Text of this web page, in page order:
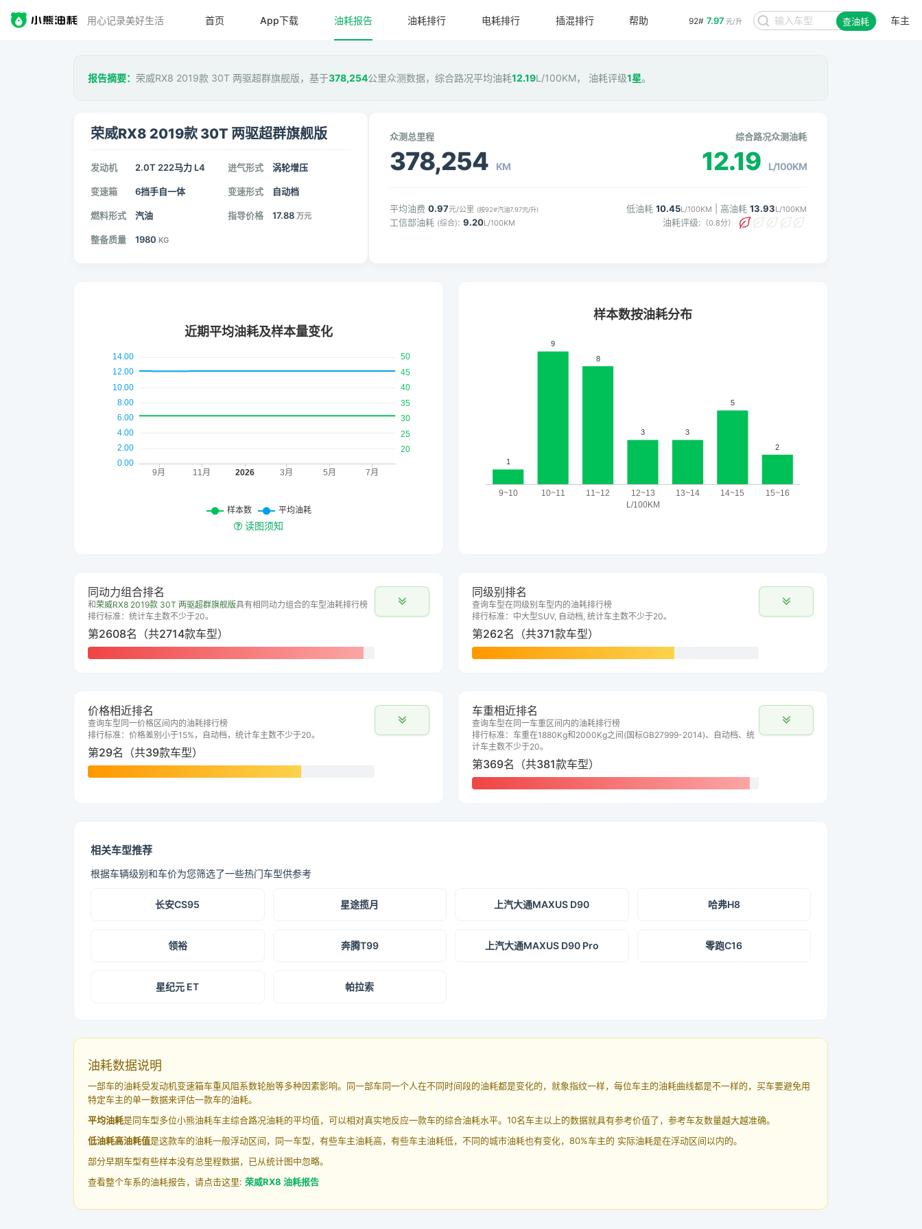
用心记录美好生活 92# 7.97 元/升 查油耗 车主
首页 App下载 油耗报告 油耗排行 电耗排行 插混排行 帮助
报告摘要： 荣威RX8 2019款 30T 两驱超群旗舰版，基于378,254公里众测数据，综合路况平均油耗12.19L/100KM， 油耗评级1星。
荣威RX8 2019款 30T 两驱超群旗舰版
发动机 2.0T 222马力 L4 进气形式 涡轮增压
变速箱 6挡手自一体 变速形式 自动档
燃料形式 汽油 指导价格 17.88 万元
整备质量 1980 KG
众测总里程
378,254 KM
综合路况众测油耗
12.19 L/100KM
平均油费 0.97元/公里 (按92#汽油7.97元/升)
工信部油耗 (综合): 9.20L/100KM
低油耗 10.45L/100KM | 高油耗 13.93L/100KM
油耗评级: （0.8分）
读图须知
同动力组合排名
和荣威RX8 2019款 30T 两驱超群旗舰版具有相同动力组合的车型油耗排行榜
排行标准：统计车主数不少于20。
第2608名（共2714款车型）
同级别排名
查询车型在同级别车型内的油耗排行榜
排行标准：中大型SUV, 自动档, 统计车主数不少于20。
第262名（共371款车型）
价格相近排名
查询车型同一价格区间内的油耗排行榜
排行标准：价格差别小于15%，自动档，统计车主数不少于20。
第29名（共39款车型）
车重相近排名
查询车型在同一车重区间内的油耗排行榜
排行标准：车重在1880Kg和2000Kg之间(国标GB27999-2014)、自动档、统
计车主数不少于20。
第369名（共381款车型）
相关车型推荐
根据车辆级别和车价为您筛选了一些热门车型供参考
长安CS95 星途揽月 上汽大通MAXUS D90 哈弗H8
领裕 奔腾T99 上汽大通MAXUS D90 Pro 零跑C16
星纪元 ET 帕拉索
油耗数据说明
一部车的油耗受发动机变速箱车重风阻系数轮胎等多种因素影响。同一部车同一个人在不同时间段的油耗都是变化的，就象指纹一样，每位车主的油耗曲线都是不一样的，买车要避免用
特定车主的单一数据来评估一款车的油耗。
平均油耗是同车型多位小熊油耗车主综合路况油耗的平均值，可以相对真实地反应一款车的综合油耗水平。10名车主以上的数据就具有参考价值了，参考车友数量越大越准确。
低油耗高油耗值是这款车的油耗一般浮动区间，同一车型，有些车主油耗高，有些车主油耗低，不同的城市油耗也有变化，80%车主的 实际油耗是在浮动区间以内的。
部分早期车型有些样本没有总里程数据，已从统计图中忽略。
查看整个车系的油耗报告，请点击这里: 荣威RX8 油耗报告